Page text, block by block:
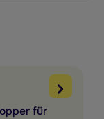
für